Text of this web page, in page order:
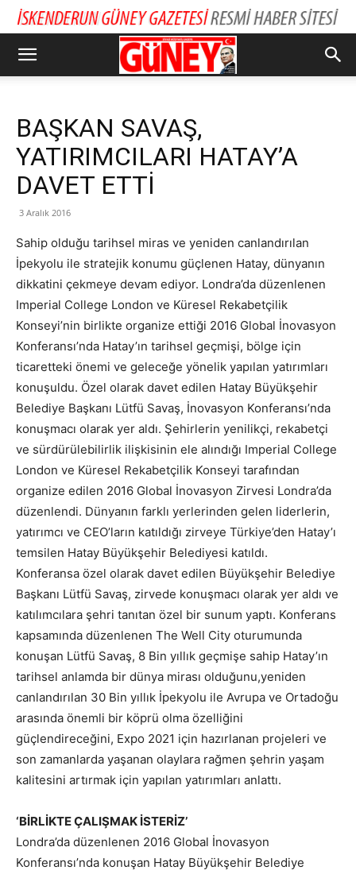
BAŞKAN SAVAŞ,
YATIRIMCILARI HATAY’A
DAVET ETTİ
3 Aralık 2016
Sahip olduğu tarihsel miras ve yeniden canlandırılan
İpekyolu ile stratejik konumu güçlenen Hatay, dünyanın
dikkatini çekmeye devam ediyor. Londra’da düzenlenen
Imperial College London ve Küresel Rekabetçilik
Konseyi’nin birlikte organize ettiği 2016 Global İnovasyon
Konferansı’nda Hatay’ın tarihsel geçmişi, bölge için
ticaretteki önemi ve geleceğe yönelik yapılan yatırımları
konuşuldu. Özel olarak davet edilen Hatay Büyükşehir
Belediye Başkanı Lütfü Savaş, İnovasyon Konferansı’nda
konuşmacı olarak yer aldı. Şehirlerin yenilikçi, rekabetçi
ve sürdürülebilirlik ilişkisinin ele alındığı Imperial College
London ve Küresel Rekabetçilik Konseyi tarafından
organize edilen 2016 Global İnovasyon Zirvesi Londra’da
düzenlendi. Dünyanın farklı yerlerinden gelen liderlerin,
yatırımcı ve CEO’ların katıldığı zirveye Türkiye’den Hatay’ı
temsilen Hatay Büyükşehir Belediyesi katıldı.
Konferansa özel olarak davet edilen Büyükşehir Belediye
Başkanı Lütfü Savaş, zirvede konuşmacı olarak yer aldı ve
katılımcılara şehri tanıtan özel bir sunum yaptı. Konferans
kapsamında düzenlenen The Well City oturumunda
konuşan Lütfü Savaş, 8 Bin yıllık geçmişe sahip Hatay’ın
tarihsel anlamda bir dünya mirası olduğunu,yeniden
canlandırılan 30 Bin yıllık İpekyolu ile Avrupa ve Ortadoğu
arasında önemli bir köprü olma özelliğini
güçlendireceğini, Expo 2021 için hazırlanan projeleri ve
son zamanlarda yaşanan olaylara rağmen şehrin yaşam
kalitesini artırmak için yapılan yatırımları anlattı.
‘BİRLİKTE ÇALIŞMAK İSTERİZ’
Londra’da düzenlenen 2016 Global İnovasyon
Konferansı’nda konuşan Hatay Büyükşehir Belediye